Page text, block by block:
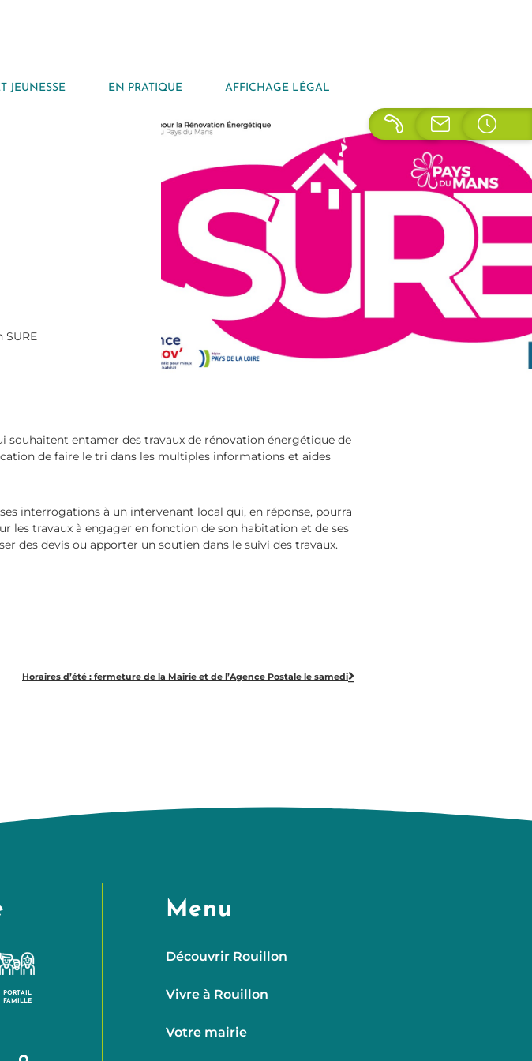
JEUNESSE EN PRATIQUE AFFICHAGE LÉGAL
souhaitent entamer des travaux de rénovation énergétique de
de faire le tri dans les multiples informations et aides
interrogations à un intervenant local qui, en réponse, pourra
les travaux à engager en fonction de son habitation et de ses
des devis ou apporter un soutien dans le suivi des travaux.
Horaires d’été : fermeture de la Mairie et de l’Agence Postale le samedi
PORTAIL
FAMILLE
Menu
Découvrir Rouillon
Vivre à Rouillon
Votre mairie